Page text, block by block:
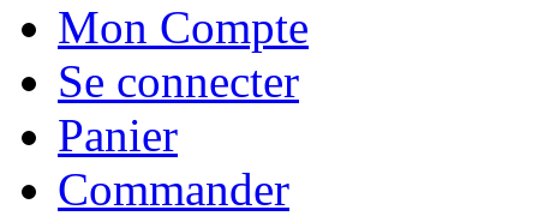
Mon Compte
Se connecter
Panier
Commander